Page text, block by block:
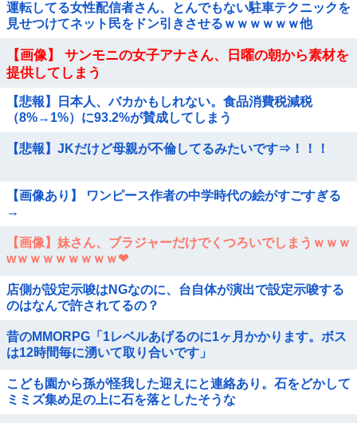
運転してる女性配信者さん、とんでもない駐車テクニックを
見せつけてネット民をドン引きさせるｗｗｗｗｗｗ他
【画像】 サンモニの女子アナさん、日曜の朝から素材を
提供してしまう
【悲報】日本人、バカかもしれない。食品消費税減税
（8%→1%）に93.2%が賛成してしまう
【悲報】JKだけど母親が不倫してるみたいです⇒！！！
【画像あり】 ワンピース作者の中学時代の絵がすごすぎる
→
【画像】妹さん、ブラジャーだけでくつろいでしまうｗｗｗ
wｗｗｗｗｗｗｗｗ❤
店側が設定示唆はNGなのに、台自体が演出で設定示唆する
のはなんで許されてるの？
昔のMMORPG「1レベルあげるのに1ヶ月かかります。ボス
は12時間毎に湧いて取り合いです」
こども園から孫が怪我した迎えにと連絡あり。石をどかして
ミミズ集め足の上に石を落としたそうな